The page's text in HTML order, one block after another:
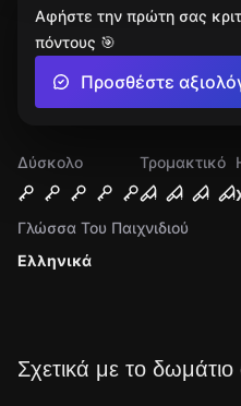
Δύσκολο
Τρομακτικό
Ελληνικά
Γλώσσα Του Παιχνιδιού
Σχετικά με το
Αφήστε την πρώτη σας
πόντους 🎯
Προσθέστε